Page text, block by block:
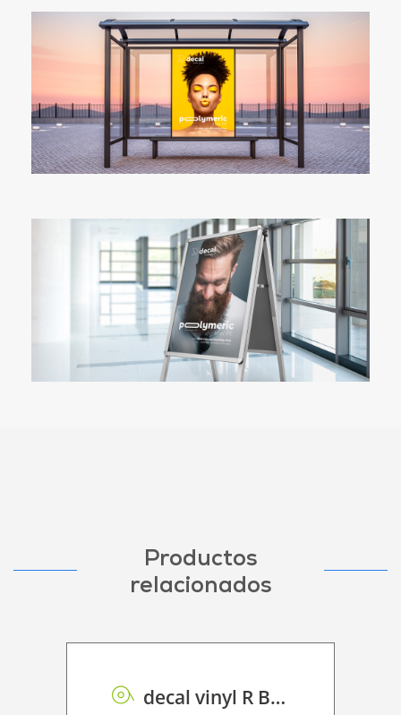
Productos
relacionados
decal vinyl R BF PE GB 100 BO